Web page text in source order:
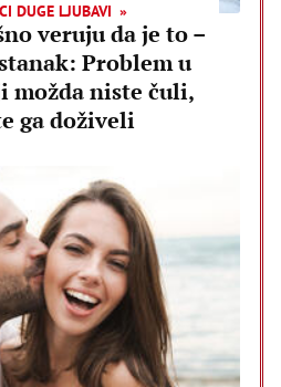
DUGE LJUBAVI
veruju da je to –
Problem u
možda niste čuli,
ga doživeli